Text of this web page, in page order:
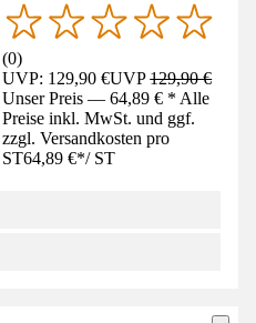
(0)
UVP: 129,90 €UVP129,90 €
Unser Preis — 64,89 € * Alle
Preise inkl. MwSt. und ggf.
zzgl. Versandkosten pro
ST64,89 €*/ ST